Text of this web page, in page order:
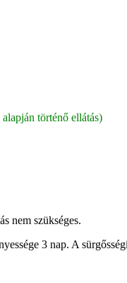
történő ellátás)
nem szükséges.
3 nap. A